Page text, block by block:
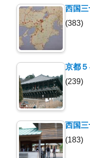
西国
(383)
京都５
(239)
西国
(183)